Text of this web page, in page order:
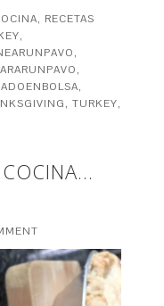
, RECETAS
,
,
,
,
,TURKEY,